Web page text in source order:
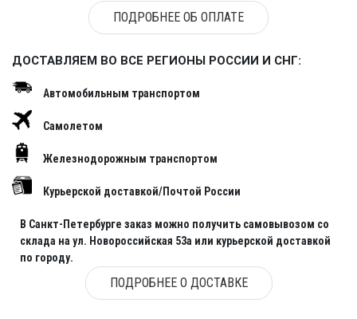
ПОДРОБНЕЕ ОБ ОПЛАТЕ
ДОСТАВЛЯЕМ ВО ВСЕ РЕГИОНЫ РОССИИ И СНГ:
Автомобильным транспортом
Самолетом
Железнодорожным транспортом
Курьерской доставкой/Почтой России
В Санкт-Петербурге заказ можно получить самовывозом со
склада на ул. Новороссийская 53а или курьерской доставкой
по городу.
ПОДРОБНЕЕ О ДОСТАВКЕ